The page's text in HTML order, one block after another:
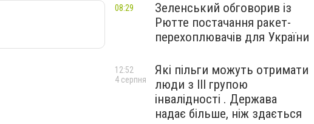
Зеленський обговорив із
Рютте постачання ракет-
перехоплювачів для України
08:29
Які пільги можуть отримати
люди з III групою
інвалідності . Держава
надає більше, ніж здається
12:52
4 серпня